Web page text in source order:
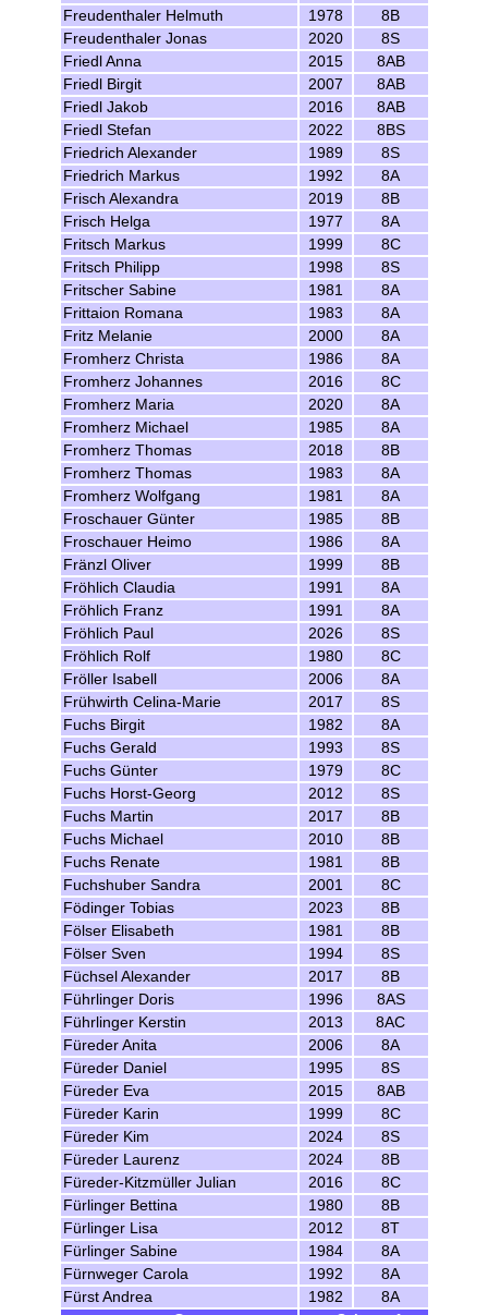
Freudenthaler Helmuth
1978
8B
Freudenthaler Jonas
2020
8S
Friedl Anna
2015
8AB
Friedl Birgit
2007
8AB
Friedl Jakob
2016
8AB
Friedl Stefan
2022
8BS
Friedrich Alexander
1989
8S
Friedrich Markus
1992
8A
Frisch Alexandra
2019
8B
Frisch Helga
1977
8A
Fritsch Markus
1999
8C
Fritsch Philipp
1998
8S
Fritscher Sabine
1981
8A
Frittaion Romana
1983
8A
Fritz Melanie
2000
8A
Fromherz Christa
1986
8A
Fromherz Johannes
2016
8C
Fromherz Maria
2020
8A
Fromherz Michael
1985
8A
Fromherz Thomas
2018
8B
Fromherz Thomas
1983
8A
Fromherz Wolfgang
1981
8A
Froschauer Günter
1985
8B
Froschauer Heimo
1986
8A
Fränzl Oliver
1999
8B
Fröhlich Claudia
1991
8A
Fröhlich Franz
1991
8A
Fröhlich Paul
2026
8S
Fröhlich Rolf
1980
8C
Fröller Isabell
2006
8A
Frühwirth Celina-Marie
2017
8S
Fuchs Birgit
1982
8A
Fuchs Gerald
1993
8S
Fuchs Günter
1979
8C
Fuchs Horst-Georg
2012
8S
Fuchs Martin
2017
8B
Fuchs Michael
2010
8B
Fuchs Renate
1981
8B
Fuchshuber Sandra
2001
8C
Födinger Tobias
2023
8B
Fölser Elisabeth
1981
8B
Fölser Sven
1994
8S
Füchsel Alexander
2017
8B
Führlinger Doris
1996
8AS
Führlinger Kerstin
2013
8AC
Füreder Anita
2006
8A
Füreder Daniel
1995
8S
Füreder Eva
2015
8AB
Füreder Karin
1999
8C
Füreder Kim
2024
8S
Füreder Laurenz
2024
8B
Füreder-Kitzmüller Julian
2016
8C
Fürlinger Bettina
1980
8B
Fürlinger Lisa
2012
8T
Fürlinger Sabine
1984
8A
Fürnweger Carola
1992
8A
Fürst Andrea
1982
8A